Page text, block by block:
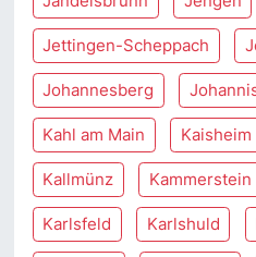
Jettingen-Scheppach
Johannesberg
Kahl am Main Kaisheim
Kallmünz Kammerstein
Karlsfeld Karlshuld